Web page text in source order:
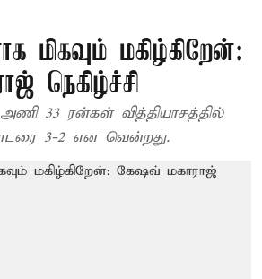
மிகவும் மகிழ்கிறேன்:
நெகிழ்ச்சி
33 ரன்கள் வித்தியாசத்தில்
3-2 என வென்றது.